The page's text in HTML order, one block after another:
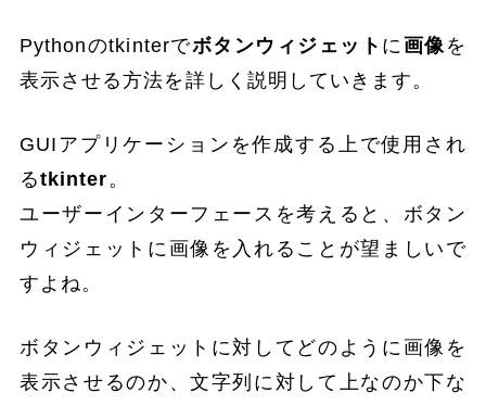
Pythonのtkinterでボタンウィジェット に 画像を
表示させる方法を詳しく説明していきます。
GUIアプリケーションを作成する上で使用され
るtkinter。
ユーザーインターフェースを考えると、ボタン
ウィジェットに画像を入れることが望ましいで
すよね。
ボタンウィジェットに対してどのように画像を
表示させるのか、文字列に対して上なのか下な